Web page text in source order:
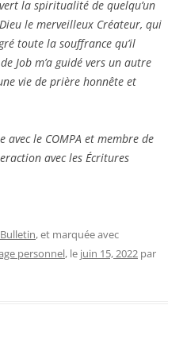
la spiritualité de quelqu’un
le merveilleux Créateur, qui
toute la souffrance qu’il
Job m’a guidé vers un autre
vie de prière honnête et
avec le COMPA et membre de
avec les Écritures
Bulletin, et marquée avec
personnel, le juin 15, 2022 par